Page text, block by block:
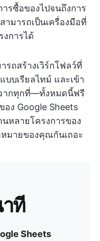
รซื้อของไปจนถึงการ
มารถเป็นเครื่องมือที่
งการได้
รถสร้างเวิร์กโฟลว์ที่
บบเรียลไทม์ และเข้า
ากทุกที่—ทั้งหมดนี้ฟรี
อง Google Sheets
หลายโครงการของ
มายของคุณกันเถอะ
ที
Sheets